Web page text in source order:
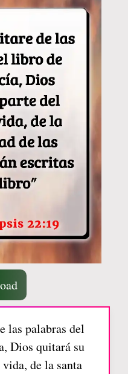
las palabras del
Dios quitará su
de la santa